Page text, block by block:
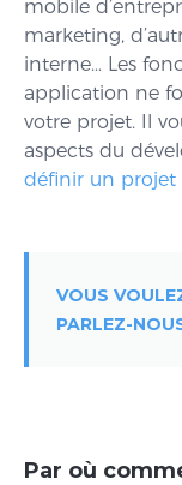
mobile
marketing,
interne… Les
application ne
votre projet. Il
aspects du
définir un projet
VOUS
PARLEZ-
Par où